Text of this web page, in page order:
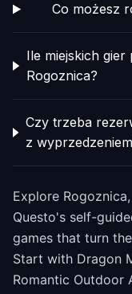
Co możesz
Ile miejskich
Rogoznica?
Czy trzeba
z
Explore
Questo's self-
games that turn
Start with Dragon
Romantic Outdoor